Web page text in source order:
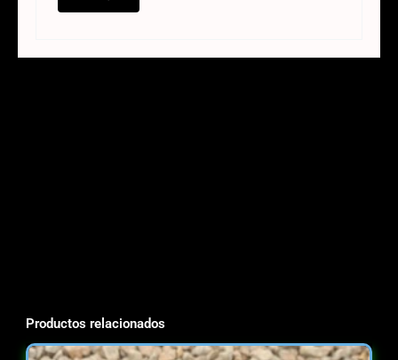
Productos relacionados